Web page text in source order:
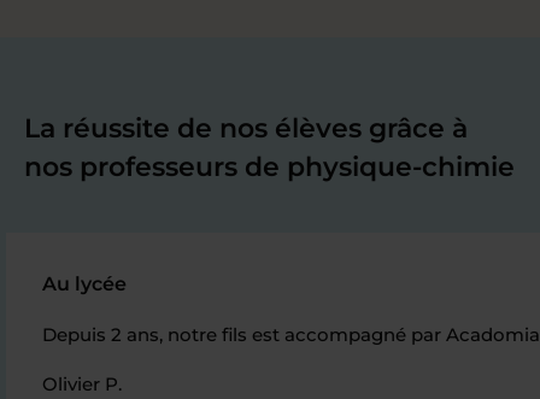
La réussite de nos élèves grâce à
nos professeurs de physique-chimie
Au lycée
Depuis 2 ans, notre fils est accompagné par
Olivier P.